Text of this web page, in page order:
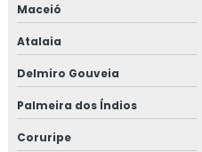
Maceió
Atalaia
Delmiro Gouveia
Palmeira dos Índios
Coruripe